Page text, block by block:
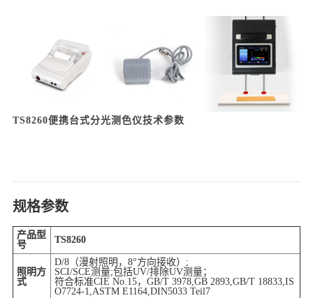
TS8260便携台式分光测色仪技术参数
规格参数
产品型
号
TS8260
照明方
式
D/8（漫射照明，8°方向接收）;
SCI/SCE测量;包括UV/排除UV测量；
符合标准CIE No.15，GB/T 3978,GB 2893,GB/T 18833,IS
O7724-1,ASTM E1164,DIN5033 Teil7